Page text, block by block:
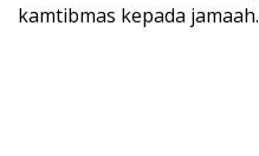
kamtibmas kepada jamaah.